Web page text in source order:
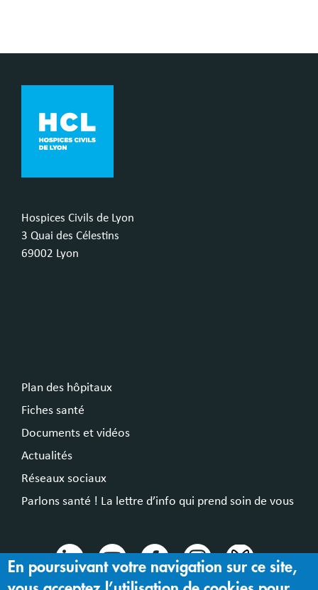
Hospices Civils de Lyon
3 Quai des Célestins
69002 Lyon
Plan des hôpitaux
Fiches santé
Documents et vidéos
Actualités
Réseaux sociaux
Parlons santé ! La lettre d’info qui prend soin de vous
En poursuivant votre navigation sur ce site,